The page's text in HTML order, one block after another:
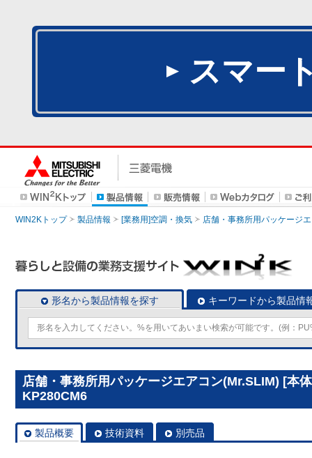
スマー
WIN2Kトップ 製品情報 [業務用]空調・換気 店舗・事務所用パッケージ
形名から製品情報を探す キーワードから製品情
店舗・事務所用パッケージエアコン(Mr.SLIM) [本
KP280CM6
製品概要 技術資料 別売品